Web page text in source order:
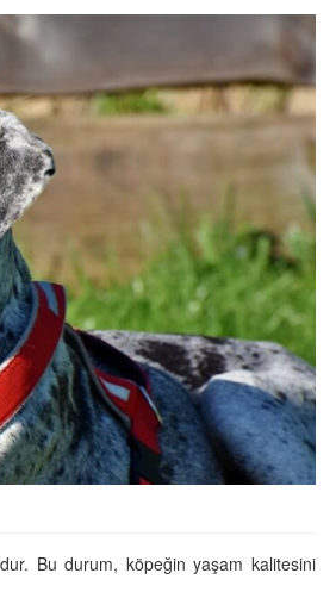
Bu durum, köpeğin yaşam kalitesini
Standartlarına Uygun Bakımı
Köpeklerle İlgili Ünlü Sözler ve
Atasözleri
İzmir’deki Hayvan Barınakları
22.05.2020
Ankara’daki Hayvan Barınakları
22.05.2020
Köpeğim Su İçmiyor, Köpeklerin